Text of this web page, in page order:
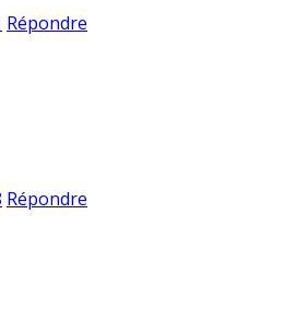
Répondre
Répondre